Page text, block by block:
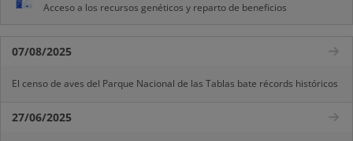
Acceso a los recursos genéticos y reparto de beneficios
07/08/2025
El censo de aves del Parque Nacional de las Tablas bate récords históricos
27/06/2025